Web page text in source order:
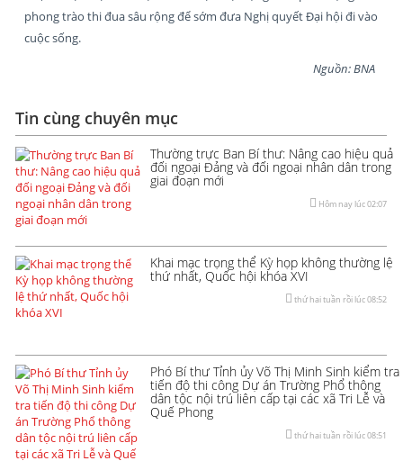
phong trào thi đua sâu rộng để sớm đưa Nghị quyết Đại hội đi vào
cuộc sống.
Nguồn: BNA
Tin cùng chuyên mục
Thường trực Ban Bí thư: Nâng cao hiệu quả
đối ngoại Đảng và đối ngoại nhân dân trong
giai đoạn mới
Hôm nay lúc 02:07
Khai mạc trọng thể Kỳ họp không thường lệ
thứ nhất, Quốc hội khóa XVI
thứ hai tuần rồi lúc 08:52
Phó Bí thư Tỉnh ủy Võ Thị Minh Sinh kiểm tra
tiến độ thi công Dự án Trường Phổ thông
dân tộc nội trú liên cấp tại các xã Tri Lễ và
Quế Phong
thứ hai tuần rồi lúc 08:51